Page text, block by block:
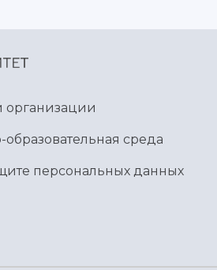
организации
среда
персональных данных